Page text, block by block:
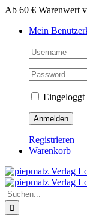
Zum
springen
Ab 60 € Warenwert
Mein
Eingeloggt
Registrieren
Warenkorb
Suche
nach: